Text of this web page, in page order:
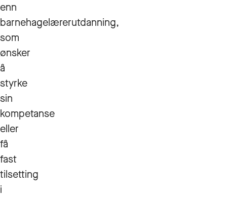
enn
barnehagelærerutdanning,
som
ønsker
å
styrke
sin
kompetanse
eller
få
fast
tilsetting
i